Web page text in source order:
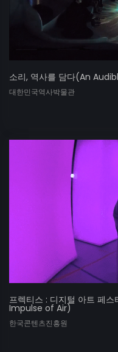
소리, 역사를 담다(An
대한민국역사박물관
프렉티스 : 디지털 아트 페
Impulse of Air)
한국콘텐츠진흥원